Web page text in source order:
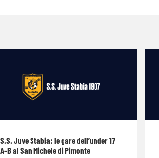
S.S. Juve Stabia: le gare dell’under 17
A-B al San Michele di Pimonte